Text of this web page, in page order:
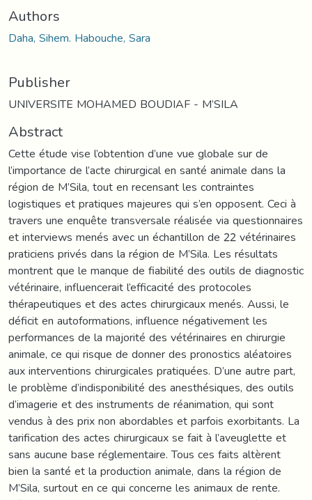
Authors
Daha, Sihem. Habouche, Sara
Publisher
UNIVERSITE MOHAMED BOUDIAF - M’SILA
Abstract
Cette étude vise l’obtention d’une vue globale sur de
l’importance de l’acte chirurgical en santé animale dans la
région de M’Sila, tout en recensant les contraintes
logistiques et pratiques majeures qui s’en opposent. Ceci à
travers une enquête transversale réalisée via questionnaires
et interviews menés avec un échantillon de 22 vétérinaires
praticiens privés dans la région de M’Sila. Les résultats
montrent que le manque de fiabilité des outils de diagnostic
vétérinaire, influencerait l’efficacité des protocoles
thérapeutiques et des actes chirurgicaux menés. Aussi, le
déficit en autoformations, influence négativement les
performances de la majorité des vétérinaires en chirurgie
animale, ce qui risque de donner des pronostics aléatoires
aux interventions chirurgicales pratiquées. D’une autre part,
le problème d’indisponibilité des anesthésiques, des outils
d’imagerie et des instruments de réanimation, qui sont
vendus à des prix non abordables et parfois exorbitants. La
tarification des actes chirurgicaux se fait à l’aveuglette et
sans aucune base réglementaire. Tous ces faits altèrent
bien la santé et la production animale, dans la région de
M’Sila, surtout en ce qui concerne les animaux de rente.